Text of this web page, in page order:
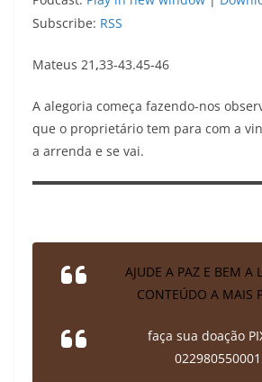
áudio
Subscribe: RSS
Mateus 21 ,33-43.45-46
A alegoria começa fazendo-nos
que o proprietário tem para com a
a arrenda e se vai.
AJUDE A PAZ E BEM A
CONTEÚDO A MAIS
faça sua doação